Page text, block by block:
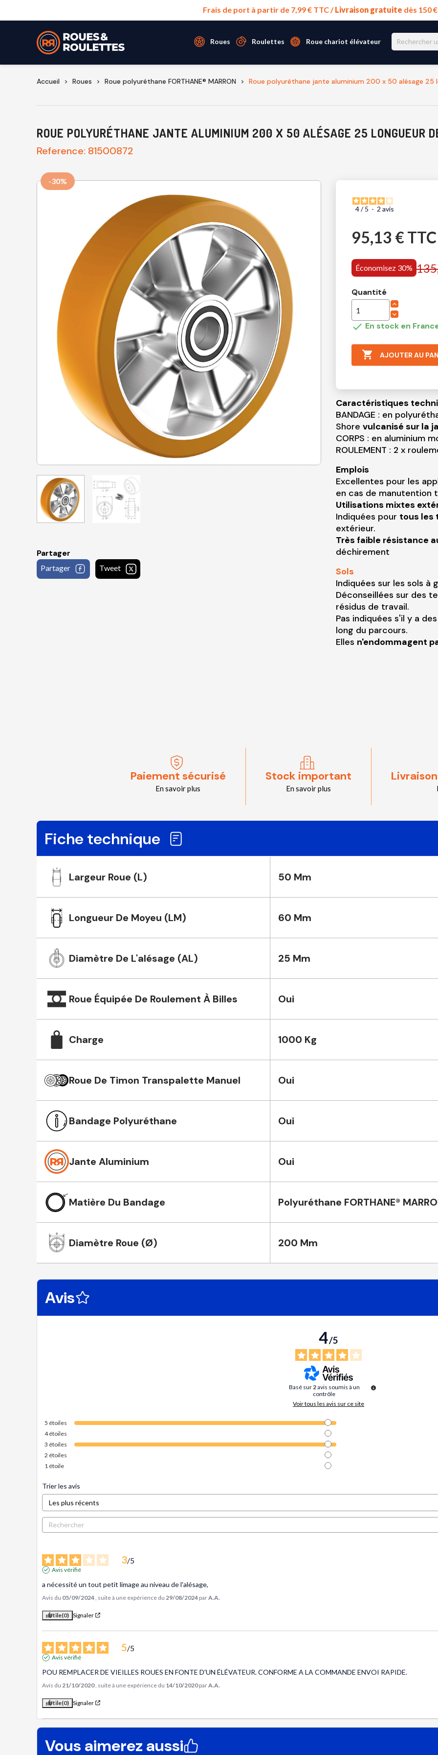
Frais de port à partir de 7,99 € TTC /Livraison gratuite dès 150
Roues Roulettes Roue chariot élévateur
Accueil Roues Roue polyuréthane FORTHANE® MARRON Roue polyuréthane jante aluminium 200 x 50 alésage 25
ROUE POLYURÉTHANE JANTE ALUMINIUM 200 X 50 ALÉSAGE 25 LONGUEUR
Reference: 81500872
-30%
Partager
Partager Tweet
4/ 5 - 2 avis
95,13 € TTC
Économisez 30%
Quantité
 En stock en
 AJOUTER AU
Caractéristiques
BANDAGE : en
Shore vulcanisé sur la
CORPS : en aluminium
ROULEMENT : 2 x
Emplois
Excellentes pour les
en cas de manutention
Utilisations mixtes
Indiquées pour tous les
extérieur.
Très faible résistance
déchirement
Sols
Indiquées sur les sols à
Déconseillées sur des
résidus de travail.
Pas indiquées s'il y a
long du parcours.
Elles n'endommagent
Paiement sécurisé
En savoir plus
Stock important
En savoir plus
Fiche technique
Largeur Roue (L) 50 Mm
Longueur De Moyeu (LM) 60 Mm
Diamètre De L'alésage (AL) 25 Mm
Roue Équipée De Roulement À Billes Oui
Charge 1000 Kg
Roue De Timon Transpalette Manuel Oui
Bandage Polyuréthane Oui
Jante Aluminium Oui
Matière Du Bandage Polyuréthane FORTHANE®
Diamètre Roue (Ø) 200 Mm
Avis
4/5
Basé sur 2avis soumis à un
contrôle
Voir tous les avis sur ce site
5 étoiles
4étoiles
3 étoiles
2 étoiles
1 étoile
Trier les avis
3/5
Avis vérifié
a nécessité un tout petit limage au niveau de l'alésage,
Avis du 05/09/2024 , suite à une expérience du 29/08/2024 parA.A.
Utile(0) Signaler
5/5
Avis vérifié
POU REMPLACER DE VIEILLES ROUES EN FONTE D'UN ÉLÉVATEUR. CONFORME A LA COMMANDE ENVOI RAPIDE.
Avis du 21/10/2020 , suite à une expérience du 14/10/2020 parA.A.
Utile(0) Signaler
Vous aimerez aussi